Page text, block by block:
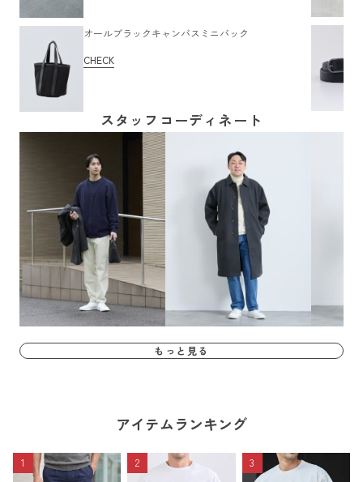
オールブラックキャンバスミニバック
CHECK
スタッフコーディネート
もっと見る
アイテムランキング
1 2 3